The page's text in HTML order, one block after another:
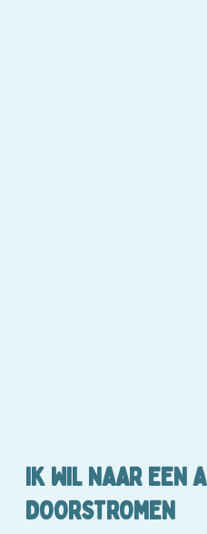
IK WIL NAAR EEN
DOORSTROMEN